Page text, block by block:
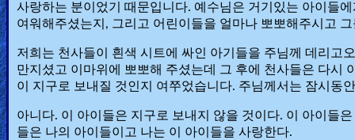
사랑하는 분이었기 때문입니다. 예수님은 거기있는 아이들
여워해주셨는지, 그리고 어린이들을 얼마나 뽀뽀해주시고
저희는 천사들이 흰색 시트에 싸인 아기들을 주님께 데리고
만지셨고 이마위에 뽀뽀해 주셨는데 그 후에 천사들은 다시
이 지구로 보내질 것인지 여쭈었습니다. 주님께서는 잠시동
아니다. 이 아이들은 지구로 보내지 않을 것이다. 이 아이들
들은 나의 아이들이고 나는 이 아이들을 사랑한다.